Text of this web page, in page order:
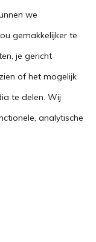
we
gemakkelijker te
je gericht
of het mogelijk
te delen. Wij
analytische